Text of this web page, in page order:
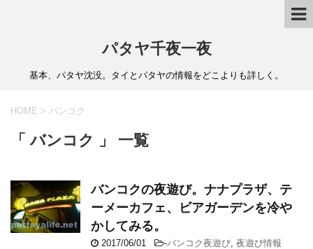
パタヤ千夜一夜
基本、パタヤ沈没。タイとパタヤの情報をどこよりも詳しく。
HOME > バンコク
「 バンコク 」 一覧
バンコクの夜遊び。ナナプラザ、テ
ーメーカフェ、ビアガーデンを冷や
かしてみる。
2017/06/01 -バンコク夜遊び 夜遊び情報